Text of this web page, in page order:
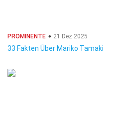
PROMINENTE 21 Dez 2025
33 Fakten Über Mariko Tamaki